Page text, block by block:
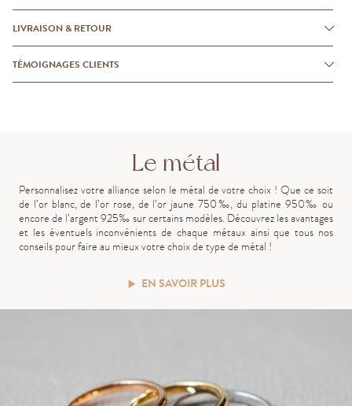
LIVRAISON & RETOUR
TÉMOIGNAGES CLIENTS
Le métal
Personnalisez votre alliance selon le métal de votre choix ! Que ce soit
de l’or blanc, de l’or rose, de l’or jaune 750‰, du platine 950‰ ou
encore de l’argent 925‰ sur certains modèles. Découvrez les avantages
et les éventuels inconvénients de chaque métaux ainsi que tous nos
conseils pour faire au mieux votre choix de type de métal !
EN SAVOIR PLUS